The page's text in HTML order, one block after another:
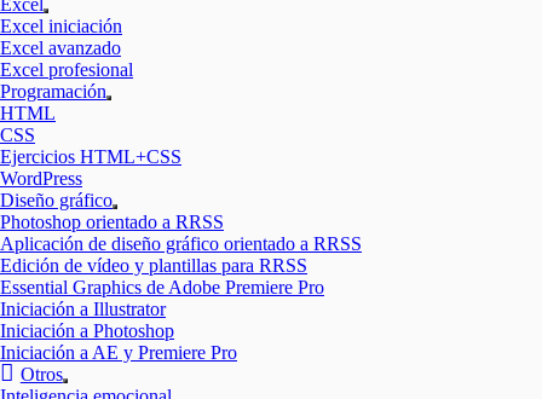
Excel
Mostrar
el
submenú
Excel iniciación
Excel avanzado
Excel profesional
Programación
Mostrar
HTML
CSS
Ejercicios HTML+CSS
WordPress
Diseño gráfico
Mostrar
el
submenú
Photoshop orientado a RRSS
Aplicación de diseño gráfico orientado a RRSS
Edición de vídeo y plantillas para RRSS
Essential Graphics de Adobe Premiere Pro
Iniciación a Illustrator
Iniciación a Photoshop
Iniciación a AE y Premiere Pro
Otros
Mostrar